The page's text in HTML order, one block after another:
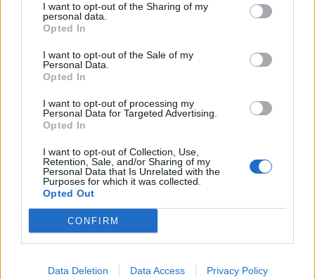
I want to opt-out of the Sharing of my
personal data.
Opted In
I want to opt-out of the Sale of my
Personal Data.
Opted In
I want to opt-out of processing my
Personal Data for Targeted Advertising.
Opted In
I want to opt-out of Collection, Use,
Retention, Sale, and/or Sharing of my
Personal Data that Is Unrelated with the
Purposes for which it was collected.
Opted Out
CONFIRM
Data Deletion Data Access Privacy Policy
4
MATKAILU
Teneriffa kielsi uimarannan
käytön – kieltoa tehostetaan
sakkorangaistuksella